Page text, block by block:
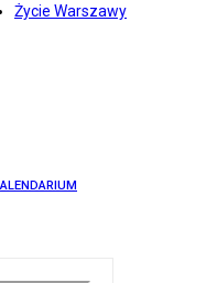
Życie Warszawy